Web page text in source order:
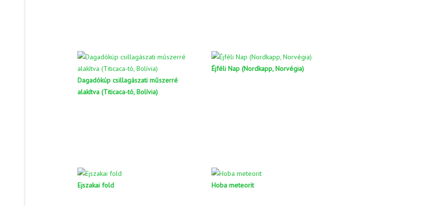
Dagadókúp csillagászati műszerré
alakítva (Titicaca-tó, Bolívia)
Éjféli Nap (Nordkapp, Norvégia)
Ejszakai fold Hoba meteorit